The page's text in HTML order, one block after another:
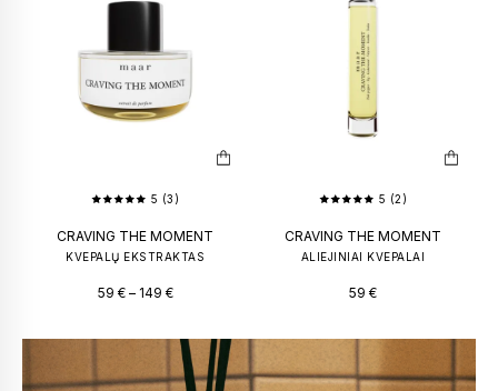
5 (3)
CRAVING THE MOMENT
KVEPALŲ EKSTRAKTAS
59 € – 149 €
5 (2)
CRAVING THE MOMENT
ALIEJINIAI KVEPALAI
59 €